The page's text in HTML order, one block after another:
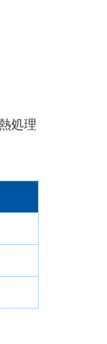
処理